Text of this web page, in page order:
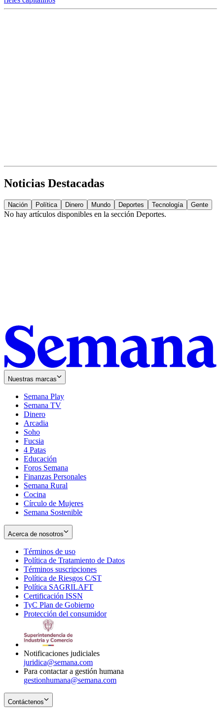
Noticias Destacadas
Nación Política Dinero Mundo Deportes Tecnología Gente
No hay artículos disponibles en la sección Deportes.
Nuestras marcas
Semana Play
Semana TV
Dinero
Arcadia
Soho
in
new
window
Fucsia
in
new
window
4 Patas
Educación
Foros Semana
Finanzas Personales
Semana Rural
Cocina
Círculo de Mujeres
Semana Sostenible
Acerca de nosotros
Términos de uso
in
new
window
Política de Tratamiento de Datos
Términos suscripciones
in
Política de Riesgos C/ST
Política SAGRILAFT
new
window
Certificación ISSN
in
new
TyC Plan de Gobierno
in
Protección del consumidorOpens
Notificaciones judiciales
juridica@semana.com
Para contactar a gestión humana
gestionhumana@semana.com
Contáctenos